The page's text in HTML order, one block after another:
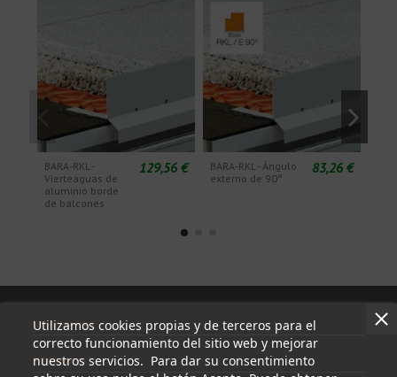
BARA-RKL -
Vierteaguas de
aluminio borde
de balcones
129,56 €
BARA-RKL - Ángulo
externo de 90°
83,26 €
Utilizamos cookies propias y de terceros para el
correcto funcionamiento del sitio web y mejorar
nuestros servicios. Para dar su consentimiento
Información
Mi cuenta